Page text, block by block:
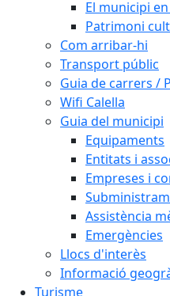
El municipi
Patrimoni
Com arribar-hi
Transport públic
Guia de carrers /
Wifi Calella
Guia del municipi
Equipaments
Entitats i
Empreses i
Assistència
Emergències
Llocs d'interès
Informació
Turisme